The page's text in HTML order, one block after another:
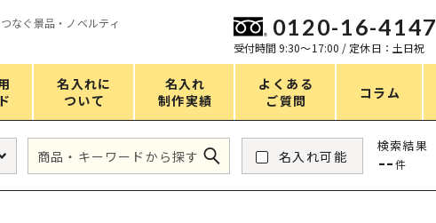
なぐ景品・ノベルティ
0120-16-4147
受付時間 9:30〜17:00 / 定休日：土日祝
名入れに
ついて
名入れ
制作実績
よくある
ご質問
コラム
価格
名入れ可能
検索結果
-- 件